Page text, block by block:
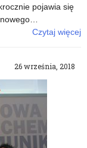
pojawia się
Czytaj więcej
26 września, 2018